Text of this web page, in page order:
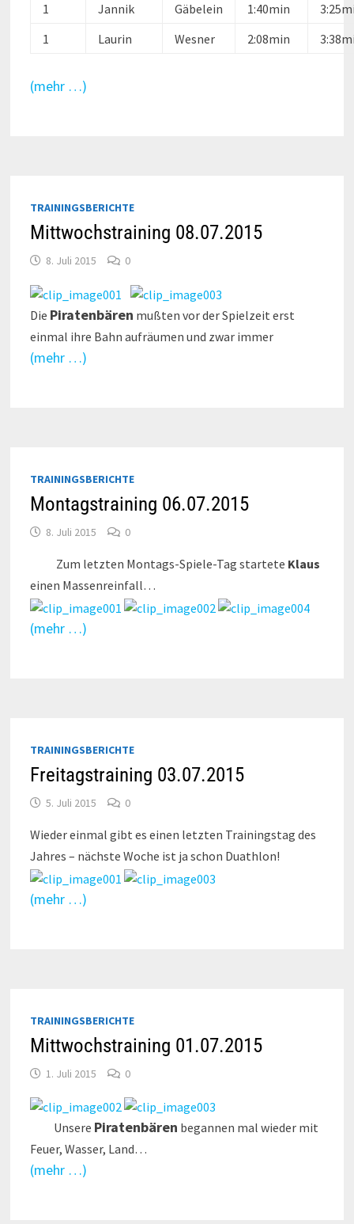
1
Jannik Gäbelein 1:40min
1
Laurin Wesner 2:08min
(mehr …)
TRAININGSBERICHTE
Mittwochstraining 08.07.2015
8. Juli 2015 0
Die Piratenbären mußten vor der Spielzeit erst
einmal ihre Bahn aufräumen und zwar immer
(mehr …)
TRAININGSBERICHTE
Montagstraining 06.07.2015
8. Juli 2015 0
Zum letzten Montags-Spiele-Tag startete Klaus
einen Massenreinfall…
(mehr …)
TRAININGSBERICHTE
Freitagstraining 03.07.2015
5. Juli 2015 0
Wieder einmal gibt es einen letzten Trainingstag des
Jahres – nächste Woche ist ja schon Duathlon!
(mehr …)
TRAININGSBERICHTE
Mittwochstraining 01.07.2015
1. Juli 2015 0
Unsere Piratenbären begannen mal wieder mit
Feuer, Wasser, Land…
(mehr …)